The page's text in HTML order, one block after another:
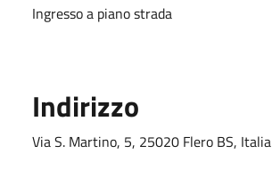
Ingresso a piano strada
Indirizzo
Via S. Martino, 5, 25020 Flero BS, Italia